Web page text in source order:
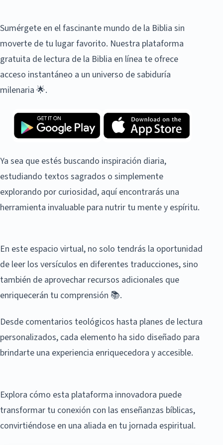
Sumérgete en el fascinante mundo de la Biblia sin
moverte de tu lugar favorito. Nuestra plataforma
gratuita de lectura de la Biblia en línea te ofrece
acceso instantáneo a un universo de sabiduría
milenaria 🌟.
Ya sea que estés buscando inspiración diaria,
estudiando textos sagrados o simplemente
explorando por curiosidad, aquí encontrarás una
herramienta invaluable para nutrir tu mente y espíritu.
En este espacio virtual, no solo tendrás la oportunidad
de leer los versículos en diferentes traducciones, sino
también de aprovechar recursos adicionales que
enriquecerán tu comprensión 📚.
Desde comentarios teológicos hasta planes de lectura
personalizados, cada elemento ha sido diseñado para
brindarte una experiencia enriquecedora y accesible.
Explora cómo esta plataforma innovadora puede
transformar tu conexión con las enseñanzas bíblicas,
convirtiéndose en una aliada en tu jornada espiritual.